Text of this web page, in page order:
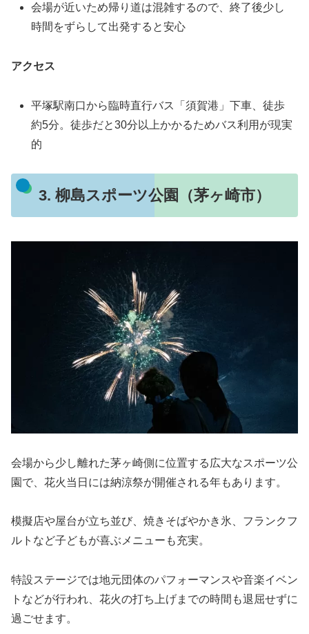
会場が近いため帰り道は混雑するので、終了後少し
時間をずらして出発すると安心
アクセス
平塚駅南口から臨時直行バス「須賀港」下車、徒歩
約5分。徒歩だと30分以上かかるためバス利用が現実
的
3. 柳島スポーツ公園（茅ヶ崎市）
会場から少し離れた茅ヶ崎側に位置する広大なスポーツ公
園で、花火当日には納涼祭が開催される年もあります。
模擬店や屋台が立ち並び、焼きそばやかき氷、フランクフ
ルトなど子どもが喜ぶメニューも充実。
特設ステージでは地元団体のパフォーマンスや音楽イベン
トなどが行われ、花火の打ち上げまでの時間も退屈せずに
過ごせます。